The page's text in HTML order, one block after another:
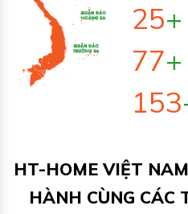
33+
100
200
HT-HOME VIỆT
HÀNH CÙNG CÁC